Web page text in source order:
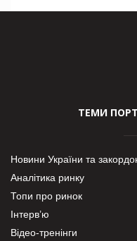
ТЕМИ
Новини України та
Аналітика ринку
Топи про ринок
Інтерв’ю
Відео-тренінги